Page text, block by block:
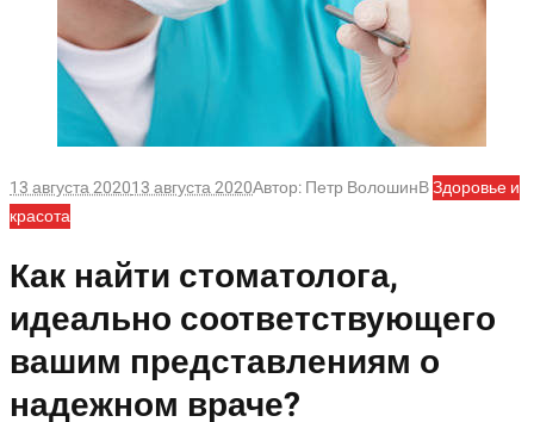
13 августа 202013 августа 2020Автор:Петр ВолошинВЗдоровье и
красота
Как найти стоматолога,
идеально соответствующего
вашим представлениям о
надежном враче?